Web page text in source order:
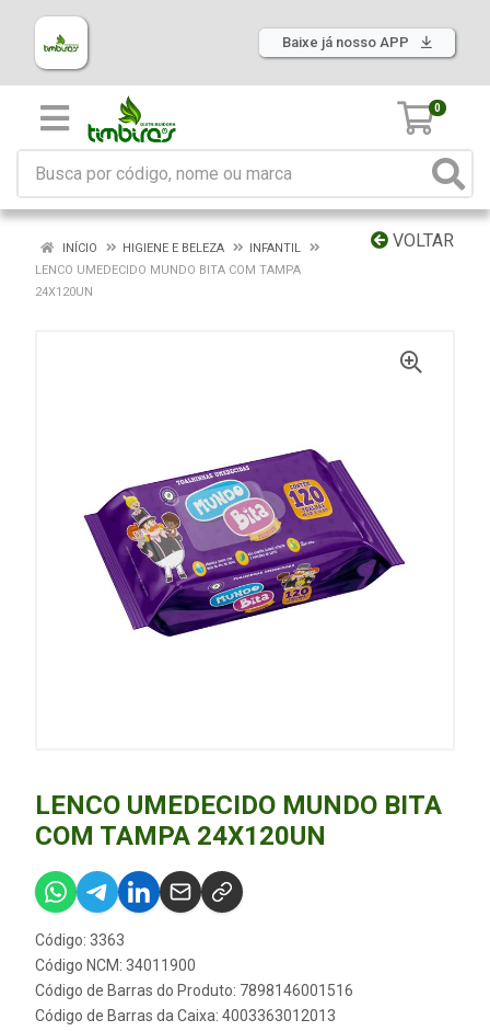
Baixe já nosso APP
0
VOLTAR
INÍCIO HIGIENE E BELEZA
INFANTIL
LENCO UMEDECIDO MUNDO BITA COM TAMPA
24X120UN
LENCO UMEDECIDO MUNDO BITA
COM TAMPA 24X120UN
Código: 3363
Código NCM: 34011900
Código de Barras do Produto: 7898146001516
Código de Barras da Caixa: 4003363012013